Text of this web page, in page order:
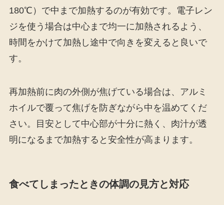
180℃）で中まで加熱するのが有効です。電子レン
ジを使う場合は中心まで均一に加熱されるよう、
時間をかけて加熱し途中で向きを変えると良いで
す。
再加熱前に肉の外側が焦げている場合は、アルミ
ホイルで覆って焦げを防ぎながら中を温めてくだ
さい。目安として中心部が十分に熱く、肉汁が透
明になるまで加熱すると安全性が高まります。
食べてしまったときの体調の見方と対応